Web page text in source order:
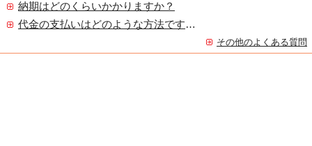
納期はどのくらいかかりますか？
代金の支払いはどのような方法ですか？
その他のよくある質問